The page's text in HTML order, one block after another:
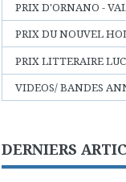
PRIX D'ORNANO -
PRIX DU NOUVEL
PRIX LITTERAIRE
VIDEOS/ BANDES
DERNIERS